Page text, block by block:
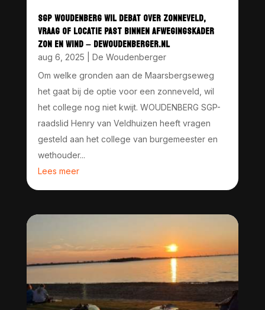
SGP WOUDENBERG WIL DEBAT OVER ZONNEVELD,
VRAAG OF LOCATIE PAST BINNEN AFWEGINGSKADER
ZON EN WIND – DEWOUDENBERGER.NL
aug 6, 2025
De Woudenberger
Om welke gronden aan de Maarsbergseweg
het gaat bij de optie voor een zonneveld, wil
het college nog niet kwijt. WOUDENBERG SGP-
raadslid Henry van Veldhuizen heeft vragen
gesteld aan het college van burgemeester en
wethouder...
Lees meer